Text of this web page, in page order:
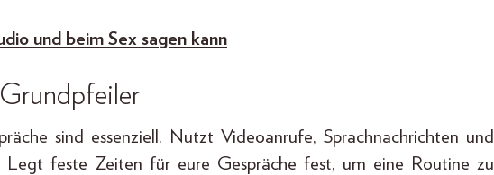
und beim Sex sagen kann
sind essenziell. Nutzt Videoanrufe, Sprachnachrichten und
Legt feste Zeiten für eure Gespräche fest, um eine Routine zu